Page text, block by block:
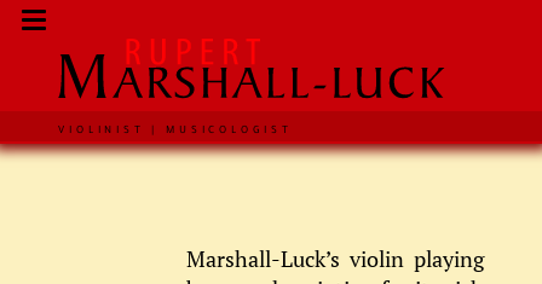
VIOLINIST | MUSICOLOGIST
Marshall-Luck’s violin playing